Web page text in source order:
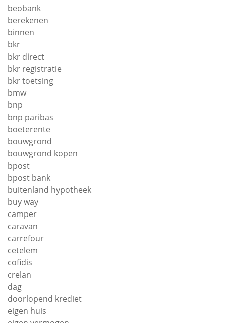
beobank
berekenen
binnen
bkr
bkr direct
bkr registratie
bkr toetsing
bmw
bnp
bnp paribas
boeterente
bouwgrond
bouwgrond kopen
bpost
bpost bank
buitenland hypotheek
buy way
camper
caravan
carrefour
cetelem
cofidis
crelan
dag
doorlopend krediet
eigen huis